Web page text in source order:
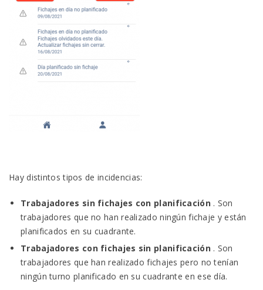
Hay distintos tipos de incidencias:
Trabajadores sin fichajes con planificación. Son
trabajadores que no han realizado ningún fichaje y están
planificados en su cuadrante.
Trabajadores con fichajes sin planificación. Son
trabajadores que han realizado fichajes pero no tenían
ningún turno planificado en su cuadrante en ese día.